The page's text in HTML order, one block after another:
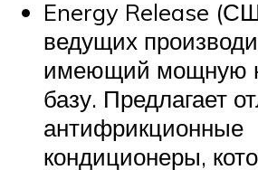
Energy Release
ведущих
имеющий мощную
базу. Предлагает
антифрикционные
кондиционеры,